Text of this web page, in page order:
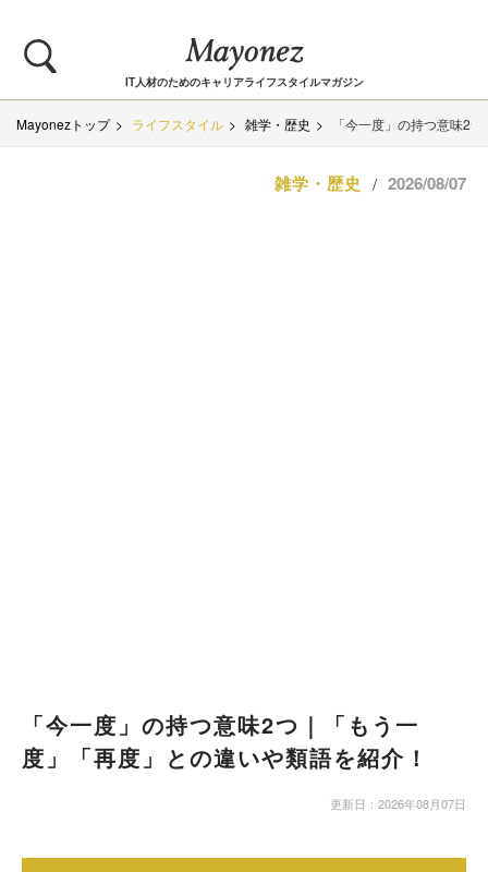
IT人材のためのキャリアライフスタイルマガジン
Mayonezトップ ライフスタイル 雑学・歴史 「今一度」の持つ意味2
雑学・歴史 / 2026/08/07
「今一度」の持つ意味2つ｜「もう一
度」「再度」との違いや類語を紹介！
更新日：2026年08月07日